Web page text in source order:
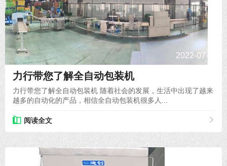
2022-07-11
力行带您了解全自动包装机
力行带您了解全自动包装机 随着社会的发展，生活中出现了越来
越多的自动化的产品，相信全自动包装机很多人...
阅读全文